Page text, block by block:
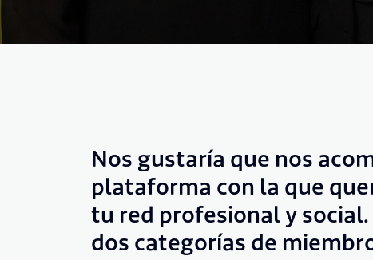
Nos gustaría que nos
plataforma con la que
tu red profesional y
dos categorías de